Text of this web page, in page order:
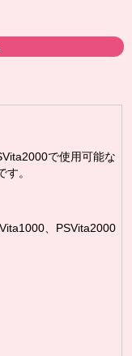
2000で使用可能な
。
、 PSVita2000